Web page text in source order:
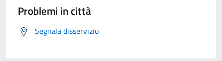
Problemi in città
Segnala disservizio